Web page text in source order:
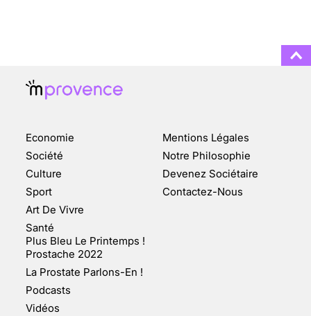
FAIT SURFACE À
MARSEILLE (1/5)
10 jan 2022
Economie
Société
Culture
Sport
Art De Vivre
Santé
Plus Bleu Le Printemps !
Prostache 2022
La Prostate Parlons-En !
Podcasts
Vidéos
Mentions Légales
Notre Philosophie
Devenez Sociétaire
Contactez-Nous